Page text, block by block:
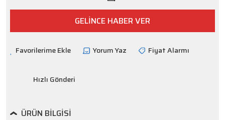
GELİNCE HABER VER
Yorum Yaz Fiyat Alarmı
Hızlı Gönderi
ÜRÜN BILGISI